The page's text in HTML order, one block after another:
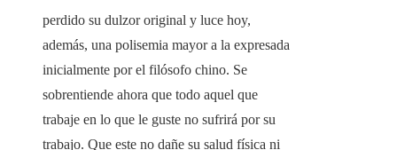
perdido su dulzor original y luce hoy,
además, una polisemia mayor a la expresada
inicialmente por el filósofo chino. Se
sobrentiende ahora que todo aquel que
trabaje en lo que le guste no sufrirá por su
trabajo. Que este no dañe su salud física ni